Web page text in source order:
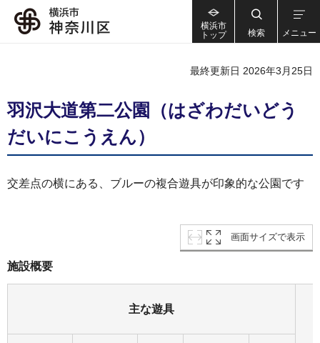
横浜市
トップ
検索 メニュー
最終更新日 2026年3月25日
羽沢大道第二公園（はざわだいどう
だいにこうえん）
交差点の横にある、ブルーの複合遊具が印象的な公園です
画面サイズで表示
施設概要
主な遊具